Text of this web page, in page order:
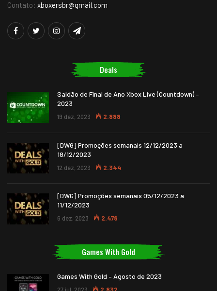
Contato: xboxersbr@gmail.com
Deals
Saldão de Final de Ano Xbox Live (Countdown) –
2023
19 dez, 2023 2.888
[DWG] Promoções semanais 12/12/2023 a
18/12/2023
12 dez, 2023 2.344
[DWG] Promoções semanais 05/12/2023 a
11/12/2023
6 dez, 2023 2.478
Games With Gold
Games With Gold – Agosto de 2023